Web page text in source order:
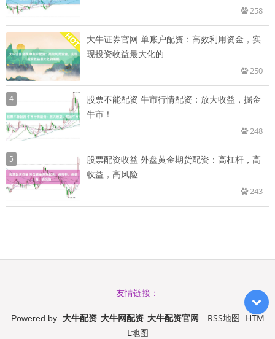
258
大牛证券官网 单账户配资：高效利用资金，实
现投资收益最大化的
250
4
股票不能配资 牛市行情配资：放大收益，掘金
牛市！
248
5
股票配资收益 外盘黄金期货配资：高杠杆，高
收益，高风险
243
友情链接：
Powered by 大牛配资_大牛网配资_大牛配资官网 RSS地图 HTM
L地图